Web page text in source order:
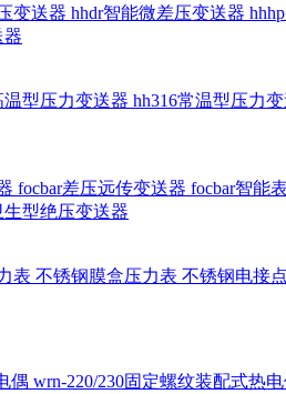
变送器 hhdr智能微差压变送器
器
温型压力变送器 hh316常温型压力
focbar差压远传变送器 focbar智能
生型绝压变送器
表 不锈钢膜盒压力表 不锈钢电接
偶 wrn-220/230固定螺纹装配式热